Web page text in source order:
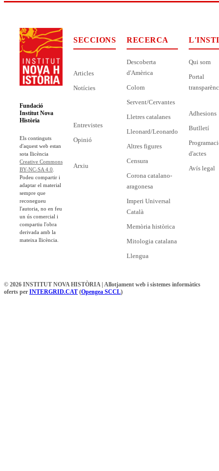
Fundació
Institut Nova
Història
Els continguts
d'aquest web estan
sota llicència
Creative Commons
BY-NC-SA 4.0
Podeu compartir i
adaptar el material
sempre que
reconegueu
l'autoria, no en feu
un ús comercial i
compartiu l'obra
derivada amb la
mateixa llicència.
SECCIONS
Articles
Notícies
Entrevistes
Opinió
Arxiu
RECERCA
Descoberta
d'Amèrica
Colom
Servent/Cervantes
Lletres catalanes
Lleonard/Leonardo
Altres figures
Censura
Corona catalano-
aragonesa
Imperi Universal
Català
Memòria històrica
Mitologia catalana
Llengua
Qui som
Portal
Adhesions
Butlletí
d'actes
Avís legal
© 2026 INSTITUT NOVA HISTÒRIA | Allotjament web i sistemes informàtics
oferts per INTERGRID.CAT (Opengea SCCL)